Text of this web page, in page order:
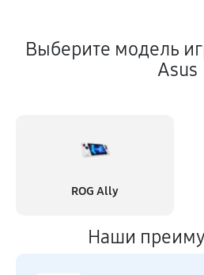
Выберите модель
Asus
ROG Ally
Наши